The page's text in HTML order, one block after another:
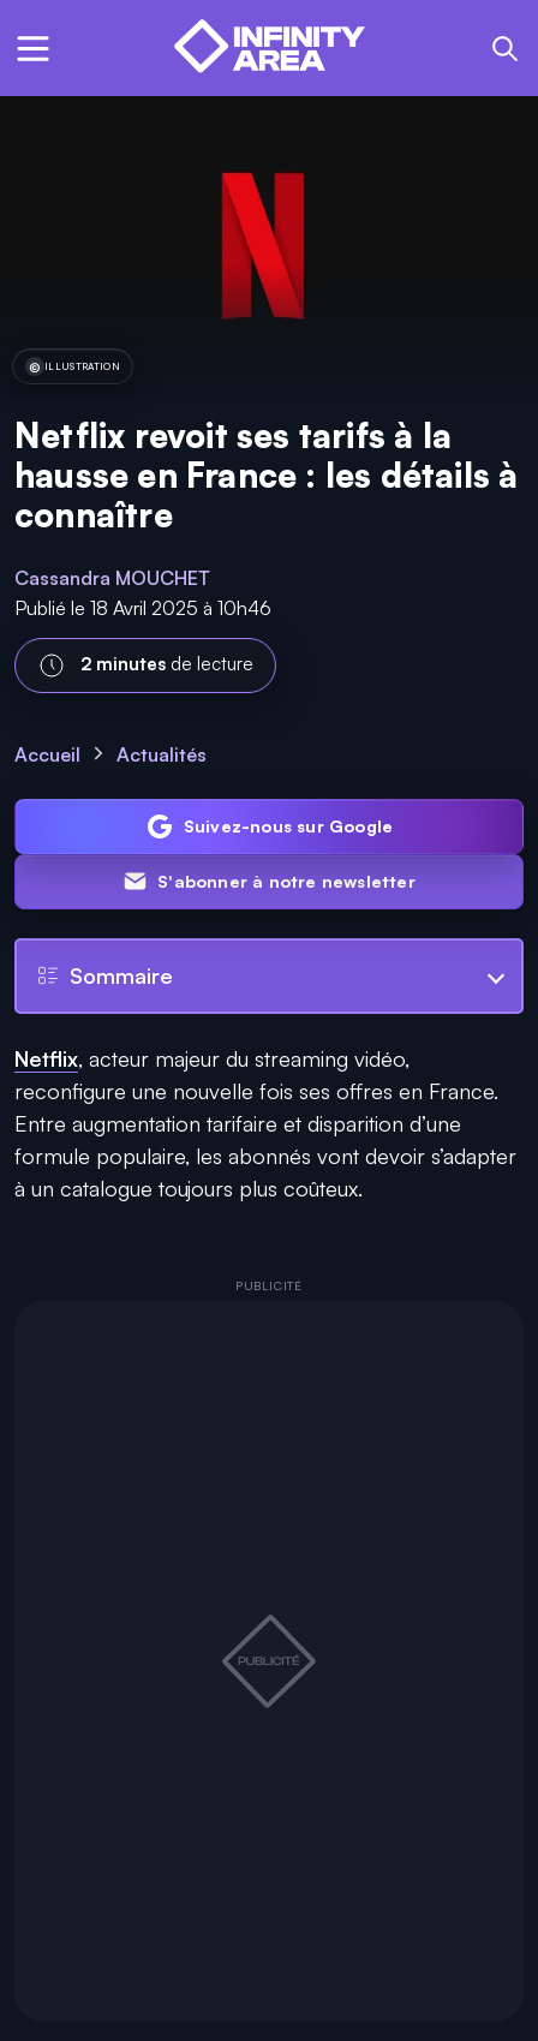
ILLUSTRATION
Netflix revoit ses tarifs à la
hausse en France : les détails à
connaître
Cassandra MOUCHET
Publié le 18 Avril 2025 à 10h46
2 minutes de lecture
Accueil Actualités
Suivez-nous sur Google
S'abonner à notre newsletter
Sommaire
Netflix, acteur majeur du streaming vidéo,
reconfigure une nouvelle fois ses offres en France.
Entre augmentation tarifaire et disparition d’une
formule populaire, les abonnés vont devoir s’adapter
à un catalogue toujours plus coûteux.